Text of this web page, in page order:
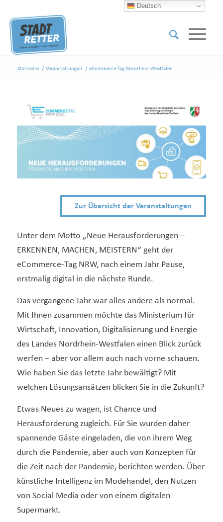
Startseite / Veranstaltungen / eCommerce-Tag Nordrhein-Westfalen
Zur Übersicht der Veranstaltungen
Unter dem Motto „Neue Herausforderungen –
ERKENNEN, MACHEN, MEISTERN“ geht der
eCommerce-Tag NRW, nach einem Jahr Pause,
erstmalig digital in die nächste Runde.
Das vergangene Jahr war alles andere als normal.
Mit Ihnen zusammen möchte das Ministerium für
Wirtschaft, Innovation, Digitalisierung und Energie
des Landes Nordrhein-Westfalen einen Blick zurück
werfen – aber vor allem auch nach vorne schauen.
Wie haben Sie das letzte Jahr bewältigt? Mit
welchen Lösungsansätzen blicken Sie in die Zukunft?
Etwas Neues zu wagen, ist Chance und
Herausforderung zugleich. Für Sie wurden daher
spannende Gäste eingeladen, die von ihrem Weg
durch die Pandemie, aber auch von Konzepten für
die Zeit nach der Pandemie, berichten werden. Über
künstliche Intelligenz im Modehandel, den Nutzen
von Social Media oder von einem digitalen
Supermarkt.
Deutsch